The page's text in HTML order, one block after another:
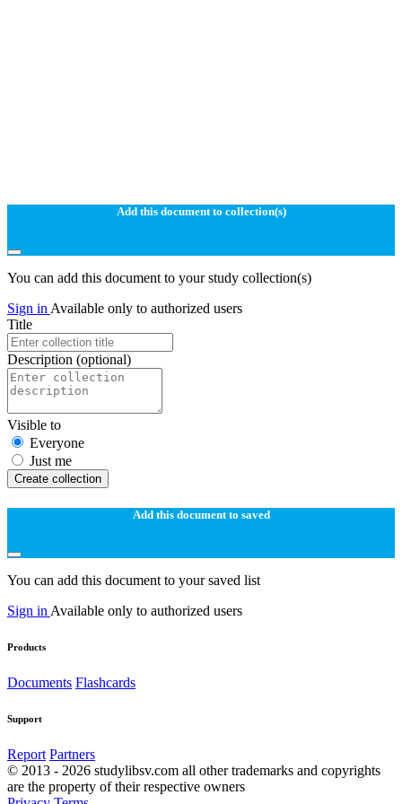
Add this document to collection(s)
You can add this document to your study collection(s)
Sign in Available only to authorized users
Title
Description (optional)
Visible to
Everyone
Just me
Create collection
Add this document to saved
You can add this document to your saved list
Sign in Available only to authorized users
Products
Documents Flashcards
Support
Report Partners
© 2013 - 2026 studylibsv.com all other trademarks and copyrights
are the property of their respective owners